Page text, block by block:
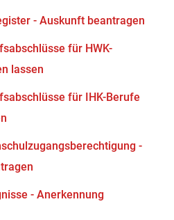
- Auskunft beantragen
für HWK-
lassen
für IHK-Berufe
-
- Anerkennung